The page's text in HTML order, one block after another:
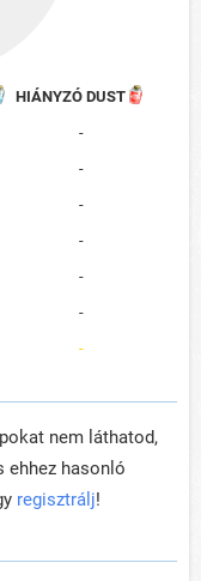
HIÁNYZÓ DUST
-
-
-
-
-
-
-
nem láthatod,
ehhez hasonló
regisztrálj!